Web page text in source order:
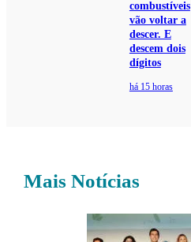
combustíveis
vão voltar a
descer. E
descem dois
dígitos
há 15 horas
Mais Notícias